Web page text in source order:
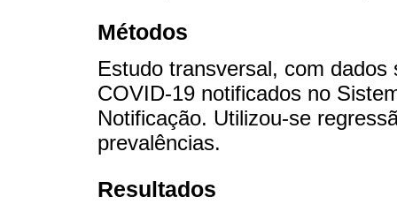
Métodos
Estudo transversal, com
COVID-19 notificados no
Notificação. Utilizou-se
prevalências.
Resultados